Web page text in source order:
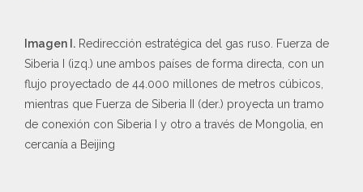
Imagen I. Redirección estratégica del gas ruso. Fuerza de
Siberia I (izq.) une ambos países de forma directa, con un
flujo proyectado de 44.000 millones de metros cúbicos,
mientras que Fuerza de Siberia II (der.) proyecta un tramo
de conexión con Siberia I y otro a través de Mongolia, en
cercanía a Beijing